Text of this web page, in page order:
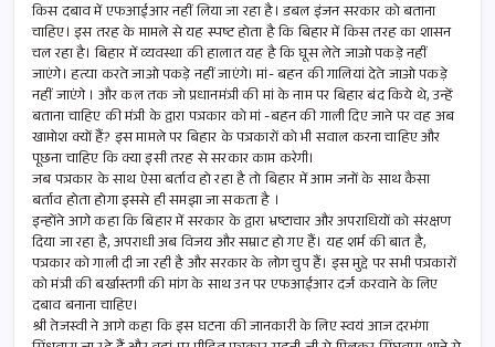
किस दबाव में एफआईआर नहीं लिया जा रहा है। डबल इंजन सरकार को बताना
चाहिए। इस तरह के मामले से यह स्पष्ट होता है कि बिहार में किस तरह का शासन
चल रहा है। बिहार में व्यवस्था की हालात यह है कि घूस लेते जाओ पकड़े नहीं
जाएंगे। हत्या करते जाओ पकड़े नहीं जाएंगे। मां- बहन की गालियां देते जाओ पकड़े
नहीं जाएंगे । और कल तक जो प्रधानमंत्री की मां के नाम पर बिहार बंद किये थे, उन्हें
बताना चाहिए की मंत्री के द्वारा पत्रकार को मां -बहन की गाली दिए जाने पर वह अब
खामोश क्यों हैं? इस मामले पर बिहार के पत्रकारों को भी सवाल करना चाहिए और
पूछना चाहिए कि क्या इसी तरह से सरकार काम करेगी।
जब पत्रकार के साथ ऐसा बर्ताव हो रहा है तो बिहार में आम जनों के साथ कैसा
बर्ताव होता होगा इससे ही समझा जा सकता है ।
इन्होंने आगे कहा कि बिहार में सरकार के द्वारा भ्रष्टाचार और अपराधियों को संरक्षण
दिया जा रहा है, अपराधी अब विजय और सम्राट हो गए हैं। यह शर्म की बात है,
पत्रकार को गाली दी जा रही है और सरकार के लोग चुप हैं। इस मुद्दे पर सभी पत्रकारों
को मंत्री की बर्खास्तगी की मांग के साथ उन पर एफआईआर दर्ज करवाने के लिए
दबाव बनाना चाहिए।
श्री तेजस्वी ने आगे कहा कि इस घटना की जानकारी के लिए स्वयं आज दरभंगा